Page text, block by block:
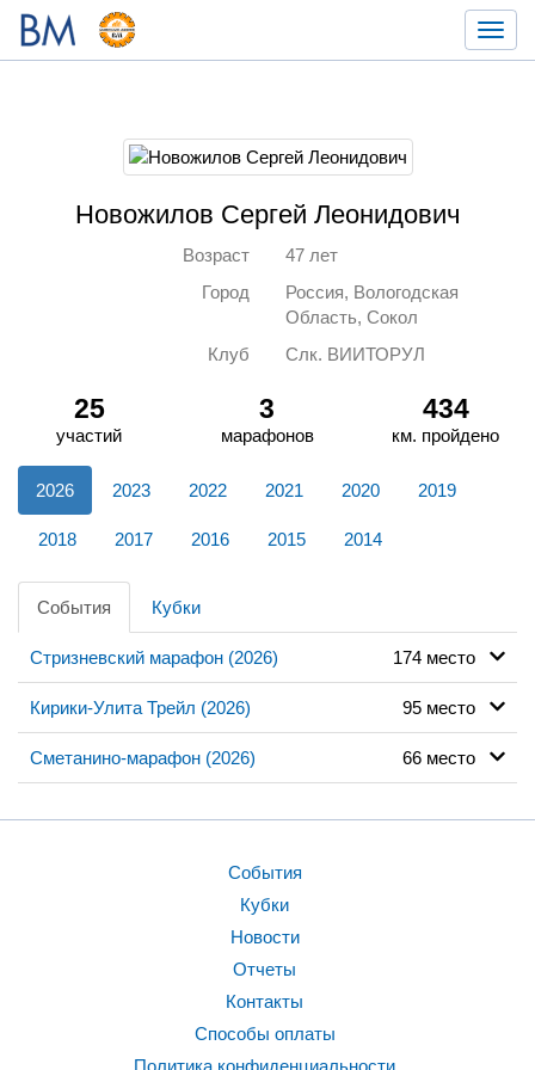
Новожилов Сергей Леонидович
Возраст
47 лет
Город
Россия, Вологодская
Область, Сокол
Клуб
Слк. ВИИТОРУЛ
25
участий
3
марафонов
434
км. пройдено
2026 2023 2022 2021 2020 2019
2018 2017 2016 2015 2014
События Кубки
Стризневский марафон (2026) 174 место
Кирики-Улита Трейл (2026) 95 место
Сметанино-марафон (2026) 66 место
События
Кубки
Новости
Отчеты
Контакты
Способы оплаты
Политика конфиденциальности